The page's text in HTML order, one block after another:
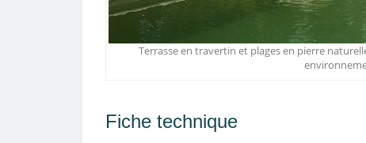
Terrasse en travertin et plages en pierre
Fiche technique